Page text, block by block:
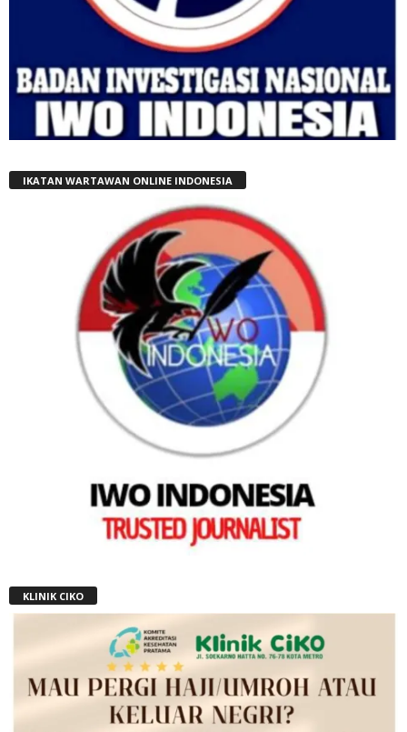
IKATAN WARTAWAN ONLINE INDONESIA
KLINIK CIKO